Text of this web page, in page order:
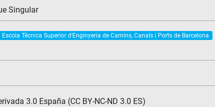
Singular
Escola Tècnica Superior d'Enginyeria de Camins, Canals i Ports de Barcelona
3.0 España (CC BY-NC-ND 3.0 ES)